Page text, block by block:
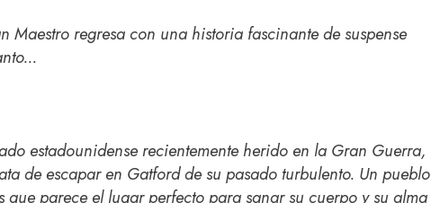
Maestro regresa con una historia fascinante de suspense
estadounidense recientemente herido en la Gran Guerra,
de escapar en Gatford de su pasado turbulento. Un pueblo
que parece el lugar perfecto para sanar su cuerpo y su alma